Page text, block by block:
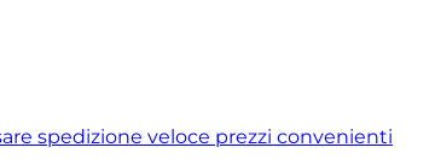
spedizione veloce prezzi convenienti